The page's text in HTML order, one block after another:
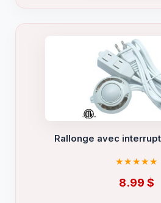
Rallonge avec
8.99 $